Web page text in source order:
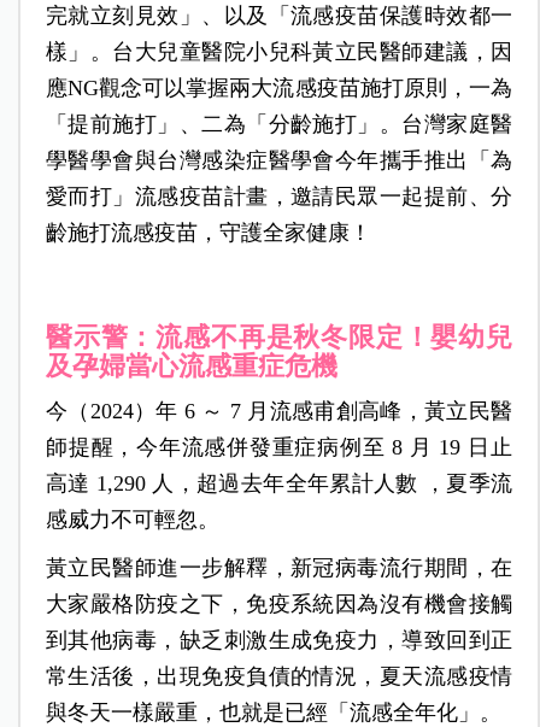
完就立刻見效」、以及「流感疫苗保護時效都一
樣」。台大兒童醫院小兒科黃立民醫師建議，因
應NG觀念可以掌握兩大流感疫苗施打原則，一為
「提前施打」、二為「分齡施打」。台灣家庭醫
學醫學會與台灣感染症醫學會今年攜手推出「為
愛而打」流感疫苗計畫，邀請民眾一起提前、分
齡施打流感疫苗，守護全家健康！
醫示警：流感不再是秋冬限定！嬰幼兒
及孕婦當心流感重症危機
今（2024）年 6 ～ 7 月流感甫創高峰，黃立民醫
師提醒，今年流感併發重症病例至 8 月 19 日止
高達 1,290 人，超過去年全年累計人數 ，夏季流
感威力不可輕忽。
黃立民醫師進一步解釋，新冠病毒流行期間，在
大家嚴格防疫之下，免疫系統因為沒有機會接觸
到其他病毒，缺乏刺激生成免疫力，導致回到正
常生活後，出現免疫負債的情況，夏天流感疫情
與冬天一樣嚴重，也就是已經「流感全年化」。